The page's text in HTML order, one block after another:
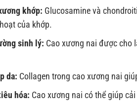
khớp: Glucosamine và
của khớp.
sinh lý: Cao xương nai được cho
da: Collagen trong cao xương nai
hóa: Cao xương nai có thể giúp